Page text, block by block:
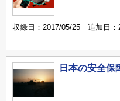
収録日：2017/05/25 追加日：
日本の安全保